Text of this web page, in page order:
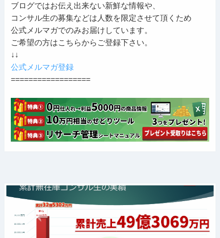
ブログではお伝え出来ない新鮮な情報や、
コンサル生の募集などは人数を限定させて頂くため
公式メルマガでのみお届けしています。
ご希望の方はこちらからご登録下さい。
↓↓
公式メルマガ登録
==================